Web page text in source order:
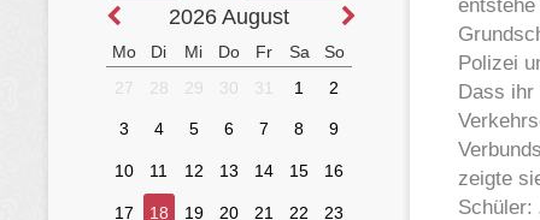
Polizei
Dass ihr
zeigte
Schüler: